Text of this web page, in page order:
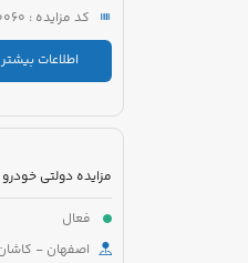
کد مزایده : 5221007949000060
اطلاعات بیشتر
فعال
اصفهان -